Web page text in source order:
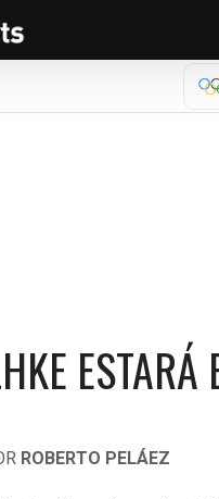
ROBERTO PELÁEZ